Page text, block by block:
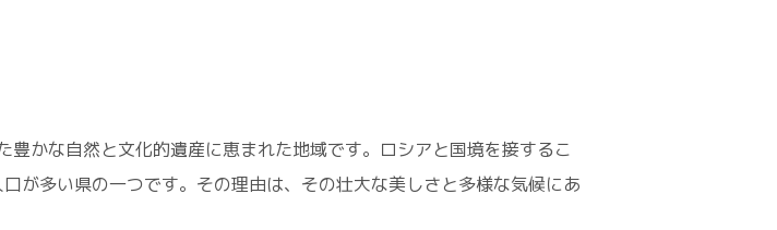
かな自然と文化的遺産に恵まれた地域です。ロシアと国境を接するこ
が多い県の一つです。その理由は、その壮大な美しさと多様な気候にあ